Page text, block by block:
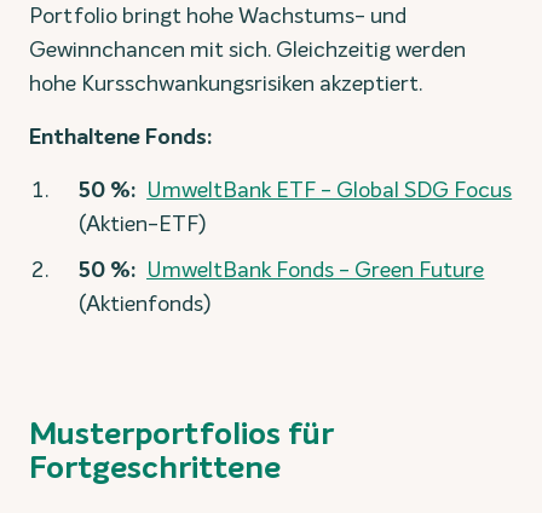
Portfolio bringt hohe Wachstums- und
Gewinnchancen mit sich. Gleichzeitig werden
hohe Kursschwankungsrisiken akzeptiert.
Enthaltene Fonds:
50 %: UmweltBank ETF - Global SDG Focus
(Aktien-ETF)
50 %: UmweltBank Fonds - Green Future
(Aktienfonds)
Musterportfolios für
Fortgeschrittene